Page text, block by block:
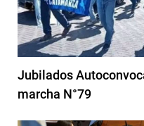
Jubilados
marcha N°79